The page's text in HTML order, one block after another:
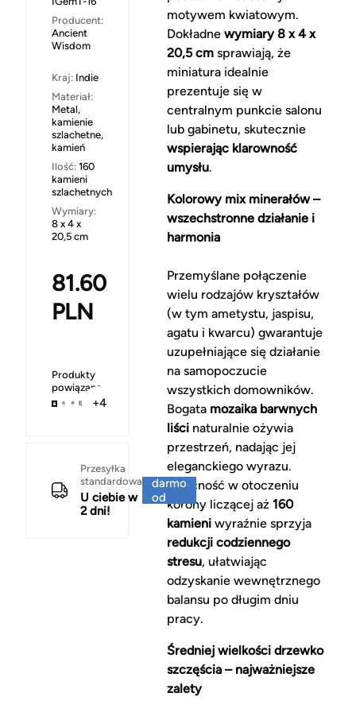
Producent:
Ancient
Wisdom
Kraj: Indie
Materiał:
Metal,
kamienie
szlachetne,
kamień
Ilość: 160
kamieni
szlachetnych
Wymiary:
8 x 4 x
20,5 cm
81.60
PLN
Produkty
powiązane
+4
Przesyłka
standardowa
U ciebie w
2 dni!
darmo
od
150 zł
motywem kwiatowym.
Dokładne wymiary 8 x 4 x
20,5 cmsprawiają, że
miniatura idealnie
prezentuje się w
centralnym punkcie salonu
lub gabinetu, skutecznie
wspierając klarowność
umysłu.
Kolorowy mix minerałów –
wszechstronne działanie i
harmonia
Przemyślane połączenie
wielu rodzajów kryształów
(w tym ametystu, jaspisu,
agatu i kwarcu) gwarantuje
uzupełniające się działanie
na samopoczucie
wszystkich domowników.
Bogata mozaika barwnych
liścinaturalnie ożywia
przestrzeń, nadając jej
eleganckiego wyrazu.
Obecność w otoczeniu
korony liczącej aż 160
kamieniwyraźnie sprzyja
redukcji codziennego
stresu, ułatwiając
odzyskanie wewnętrznego
balansu po długim dniu
pracy.
Średniej wielkości drzewko
szczęścia – najważniejsze
zalety